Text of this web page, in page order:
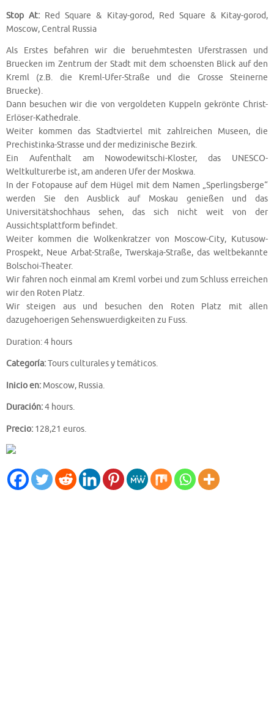
Stop At: Red Square & Kitay-gorod, Red Square & Kitay-gorod,
Moscow, Central Russia
Als Erstes befahren wir die beruehmtesten Uferstrassen und
Bruecken im Zentrum der Stadt mit dem schoensten Blick auf den
Kreml (z.B. die Kreml-Ufer-Straße und die Grosse Steinerne
Bruecke).
Dann besuchen wir die von vergoldeten Kuppeln gekrönte Christ-
Erlöser-Kathedrale.
Weiter kommen das Stadtviertel mit zahlreichen Museen, die
Prechistinka-Strasse und der medizinische Bezirk.
Ein Aufenthalt am Nowodewitschi-Kloster, das UNESCO-
Weltkulturerbe ist, am anderen Ufer der Moskwa.
In der Fotopause auf dem Hügel mit dem Namen „Sperlingsberge“
werden Sie den Ausblick auf Moskau genießen und das
Universitätshochhaus sehen, das sich nicht weit von der
Aussichtsplattform befindet.
Weiter kommen die Wolkenkratzer von Moscow-City, Kutusow-
Prospekt, Neue Arbat-Straße, Twerskaja-Straße, das weltbekannte
Bolschoi-Theater.
Wir fahren noch einmal am Kreml vorbei und zum Schluss erreichen
wir den Roten Platz.
Wir steigen aus und besuchen den Roten Platz mit allen
dazugehoerigen Sehenswuerdigkeiten zu Fuss.
Duration: 4 hours
Categoría:Tours culturales y temáticos.
Inicio en: Moscow, Russia.
Duración:4 hours.
Precio: 128,21 euros.